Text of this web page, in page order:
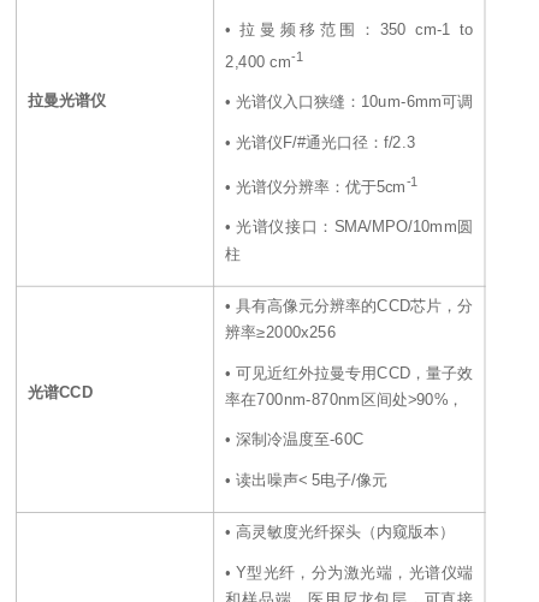
拉曼光谱仪
• 拉曼频移范围：350 cm-1 to
2,400 cm-1
• 光谱仪入口狭缝：10um-6mm可调
• 光谱仪F/#通光口径：f/2.3
• 光谱仪分辨率：优于5cm-1
• 光谱仪接口：SMA/MPO/10mm圆
柱
光谱CCD
• 具有高像元分辨率的CCD芯片，分
辨率≥2000x256
• 可见近红外拉曼专用CCD，量子效
率在700nm-870nm区间处>90%，
• 深制冷温度至-60C
• 读出噪声< 5电子/像元
• 高灵敏度光纤探头（内窥版本）
• Y型光纤，分为激光端，光谱仪端